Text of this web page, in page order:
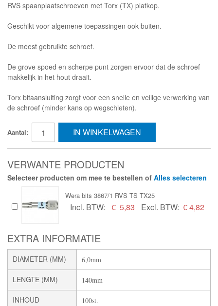
RVS spaanplaatschroeven met Torx (TX) platkop.
Geschikt voor algemene toepassingen ook buiten.
De meest gebruikte schroef.
De grove spoed en scherpe punt zorgen ervoor dat de schroef
makkelijk in het hout draait.
Torx bitaansluiting zorgt voor een snelle en veilige verwerking van
de schroef (minder kans op wegschieten).
Aantal: IN WINKELWAGEN
VERWANTE PRODUCTEN
Selecteer producten om mee te bestellen of Alles selecteren
Wera bits 3867/1 RVS TS TX25
Incl. BTW: € 5,83 Excl. BTW: € 4,82
EXTRA INFORMATIE
DIAMETER (MM) 6,0mm
LENGTE (MM) 140mm
INHOUD 100st.